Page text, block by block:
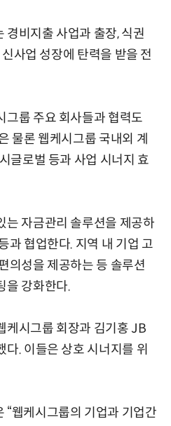
경비지출 사업과 출장, 식권
사업 성장에 탄력을 받을 전
그룹 주요 회사들과 협력도
물론 웹케시그룹 국내외 계
글로벌 등과 사업 시너지 효
는 자금관리 솔루션을 제공하
과 협업한다. 지역 내 기업 고
의성을 제공하는 등 솔루션
을 강화한다.
케시그룹 회장과 김기홍 JB
. 이들은 상호 시너지를 위
“웹케시그룹의 기업과 기업간